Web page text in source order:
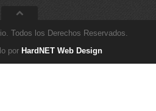
Todos los Derechos Reservados.
por HardNET Web Design